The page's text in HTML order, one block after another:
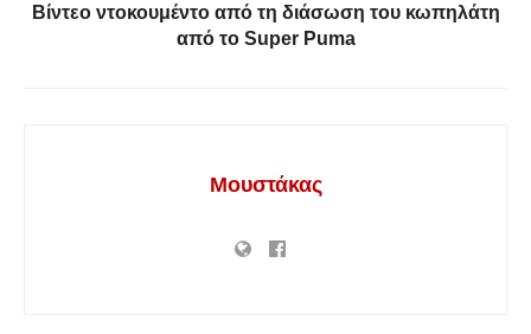
Βίντεο ντοκουμέντο από τη διάσωση του κωπηλάτη
από το Super Puma
Μουστάκας